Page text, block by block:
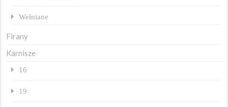
Wełniane
Firany
Karnisze
16
19